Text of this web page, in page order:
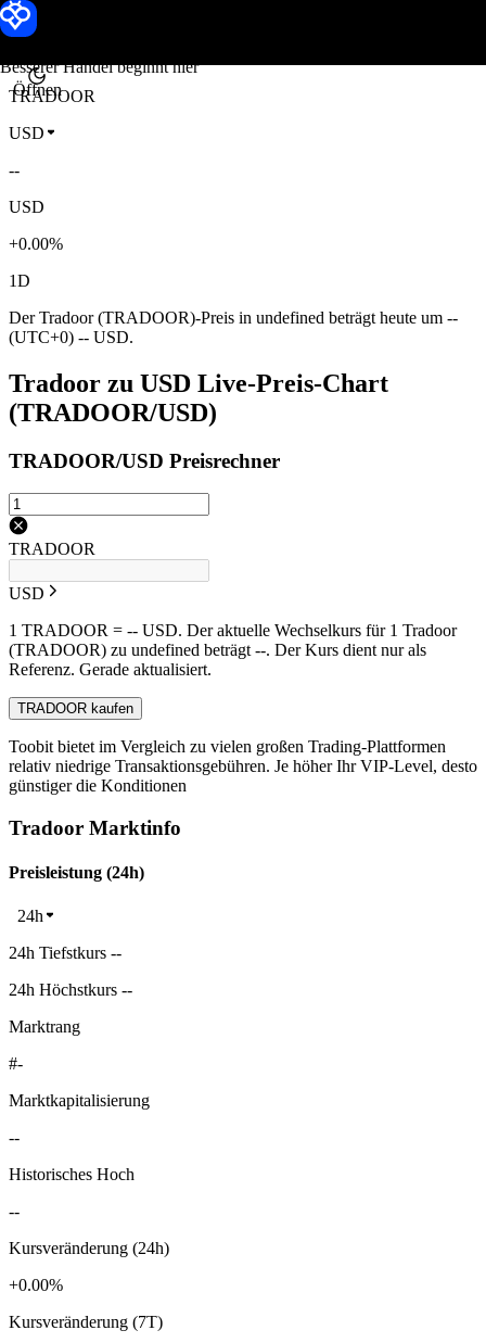
Besserer Handel beginnt hier
Öffnen
Tradoor Kurs
TRADOOR
USD
--
USD
+0.00%
1D
Der Tradoor (TRADOOR)-Preis in undefined beträgt heute um --
(UTC+0) -- USD.
Tradoor zu USD Live-Preis-Chart
(TRADOOR/USD)
TRADOOR/USD Preisrechner
TRADOOR
USD
1 TRADOOR = -- USD. Der aktuelle Wechselkurs für 1 Tradoor
(TRADOOR) zu undefined beträgt --. Der Kurs dient nur als
Referenz. Gerade aktualisiert.
TRADOOR kaufen
Toobit bietet im Vergleich zu vielen großen Trading-Plattformen
relativ niedrige Transaktionsgebühren. Je höher Ihr VIP-Level, desto
günstiger die Konditionen
Tradoor Marktinfo
Preisleistung (24h)
24h
24h Tiefstkurs --
24h Höchstkurs --
Marktrang
#-
Marktkapitalisierung
--
Historisches Hoch
--
Kursveränderung (24h)
+0.00%
Kursveränderung (7T)